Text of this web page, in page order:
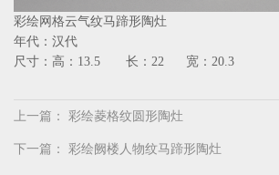
彩绘网格云气纹马蹄形陶灶
年代：汉代
尺寸：高：13.5 长：22 宽：20.3
上一篇： 彩绘菱格纹圆形陶灶
下一篇： 彩绘阙楼人物纹马蹄形陶灶